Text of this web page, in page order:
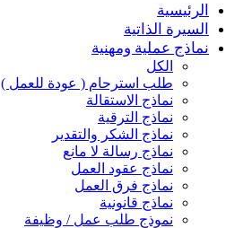
الرئيسية
السيرة الذاتية
نماذج عملية ومهنية
الكل
طلب استرحام ( عودة للعمل )
نماذج الاستقالة
نماذج الترقية
نماذج الشكر والتقدير
نماذج رسالة لا مانع
نماذج عقود العمل
نماذج فرق العمل
نماذج قانونية
نموذج طلب عمل / وظيفة